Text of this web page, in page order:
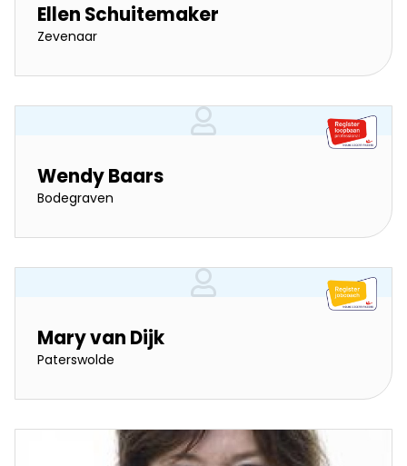
Ellen Schuitemaker
Zevenaar
Wendy Baars
Bodegraven
Mary van Dijk
Paterswolde